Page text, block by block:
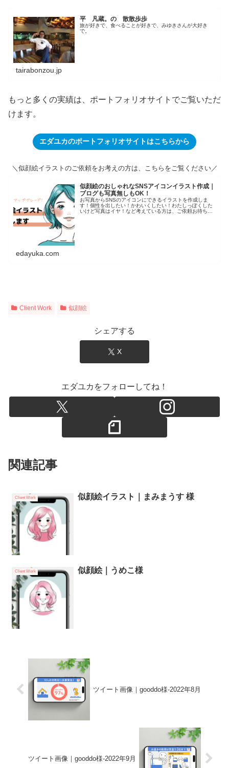
平 凡蔵。の 散散歩歩
旅が好きで、食べることが好きで、みゆきさんが大好き
で。
tairabonzou.jp
もっと多くの実績は、ポートフォリオサイトでご覧いただ
けます。
エダユカのポートフォリオサイトはこちらから
＼似顔絵イラストのご依頼をお考えの方は、こちらをご覧ください／
似顔絵のおしゃれなSNSアイコンイラスト作成｜
ブログも写真無しもOK！
お写真からSNSのアイコンにできるイラストを作成しま
す！個性を出したい！かわいくしたい！わたしっぽくした
いけど写真はイヤ！など考えている方は、ご依頼お待ちし
edayuka.com
Client Work 似顔絵
シェアする
X
エダユカをフォローしてね！
関連記事
Client Work 似顔絵イラスト｜まみまうす 様
Client Work 似顔絵｜うめこ様
ツイート画像｜gooddo様-2022年8月
ツイート画像｜gooddo様-2022年9月